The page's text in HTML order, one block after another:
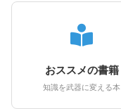
おススメの書籍
知識を武器に変える本